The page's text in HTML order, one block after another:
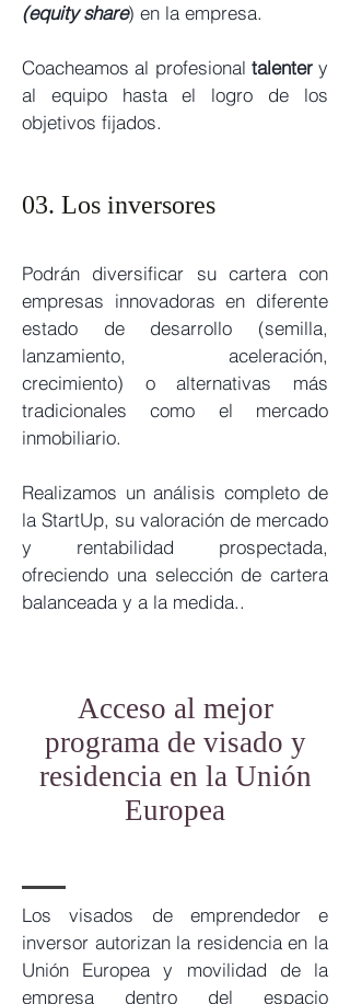
(equity share) en la empresa.
Coacheamos al profesional talentery
al equipo hasta el logro de los
objetivos fijados.
03. Los inversores
Podrán diversificar su cartera con
empresas innovadoras en diferente
estado de desarrollo (semilla,
lanzamiento, aceleración,
crecimiento) o alternativas más
tradicionales como el mercado
inmobiliario.
Realizamos un análisis completo de
la StartUp, su valoración de mercado
y rentabilidad prospectada,
ofreciendo una selección de cartera
balanceada y a la medida..
Acceso al mejor
programa de visado y
residencia en la Unión
Europea
Los visados de emprendedor e
inversor autorizan la residencia en la
Unión Europea y movilidad de la
empresa dentro del espacio